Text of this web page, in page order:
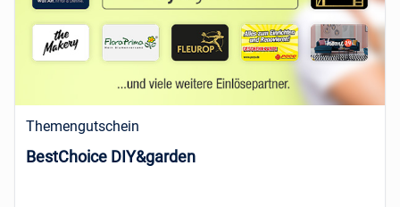
Themengutschein
BestChoice DIY&garden